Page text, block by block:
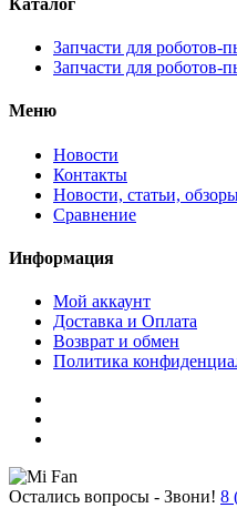
Каталог
Запчасти для роботов-
Запчасти для роботов-
Меню
Новости
Контакты
Новости, статьи,
Сравнение
Информация
Мой аккаунт
Доставка и Оплата
Возврат и обмен
Политика
Остались вопросы - Звони! 8